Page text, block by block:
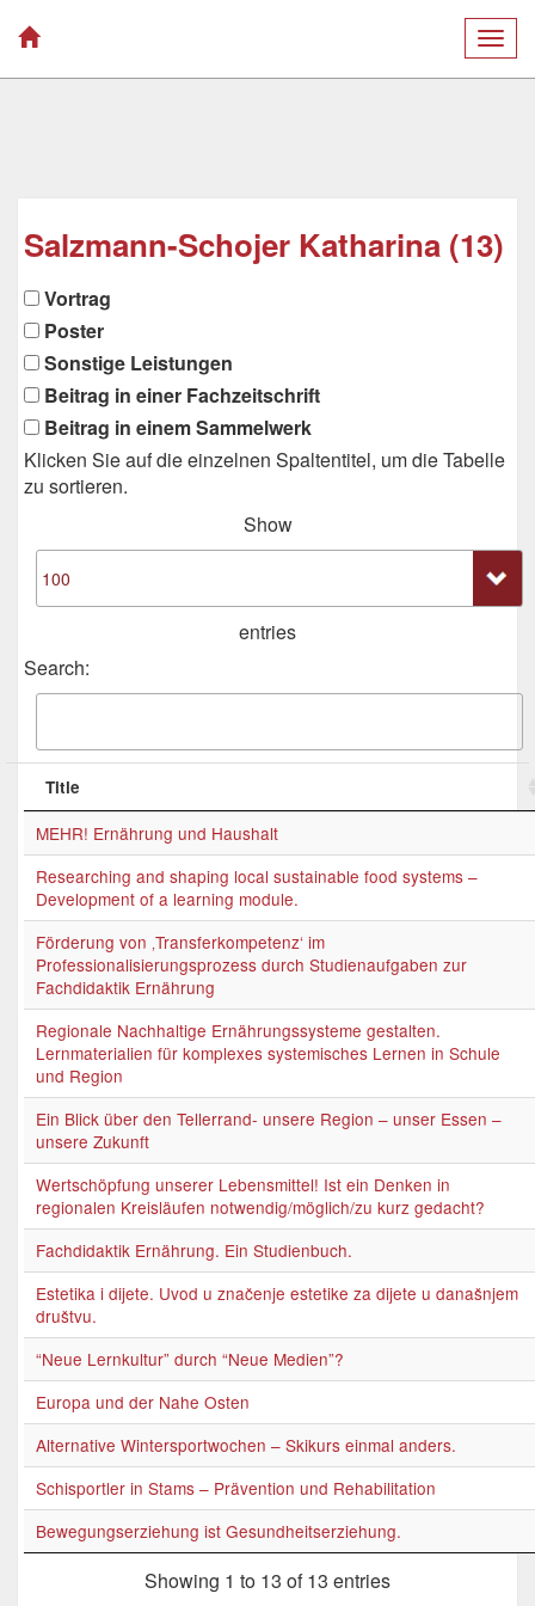
Salzmann-Schojer Katharina (13)
Vortrag
Poster
Sonstige Leistungen
Beitrag in einer Fachzeitschrift
Beitrag in einem Sammelwerk
Klicken Sie auf die einzelnen Spaltentitel, um die Tabelle
zu sortieren.
Show
entries
Search:
Title
MEHR! Ernährung und Haushalt
Researching and shaping local sustainable food systems –
Development of a learning module.
Förderung von ‚Transferkompetenz‘ im
Professionalisierungsprozess durch Studienaufgaben zur
Fachdidaktik Ernährung
Regionale Nachhaltige Ernährungssysteme gestalten.
Lernmaterialien für komplexes systemisches Lernen in Schule
und Region
Ein Blick über den Tellerrand- unsere Region – unser Essen –
unsere Zukunft
Wertschöpfung unserer Lebensmittel! Ist ein Denken in
regionalen Kreisläufen notwendig/möglich/zu kurz gedacht?
Fachdidaktik Ernährung. Ein Studienbuch.
Estetika i dijete. Uvod u značenje estetike za dijete u današnjem
društvu.
“Neue Lernkultur” durch “Neue Medien”?
Europa und der Nahe Osten
Alternative Wintersportwochen – Skikurs einmal anders.
Schisportler in Stams – Prävention und Rehabilitation
Bewegungserziehung ist Gesundheitserziehung.
Showing 1 to 13 of 13 entries